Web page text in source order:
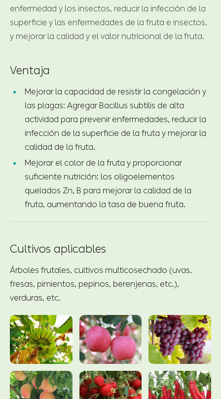
enfermedad y los insectos, reducir la infección de la
superficie y las enfermedades de la fruta e insectos,
y mejorar la calidad y el valor nutricional de la fruta.
Ventaja
Mejorar la capacidad de resistir la congelación y
las plagas: Agregar Bacillus subtilis de alta
actividad para prevenir enfermedades, reducir la
infección de la superficie de la fruta y mejorar la
calidad de la fruta.
Mejorar el color de la fruta y proporcionar
suficiente nutrición: los oligoelementos
quelados Zn, B para mejorar la calidad de la
fruta, aumentando la tasa de buena fruta.
Cultivos aplicables
Árboles frutales, cultivos multicosechado (uvas,
fresas, pimientos, pepinos, berenjenas, etc.),
verduras, etc.